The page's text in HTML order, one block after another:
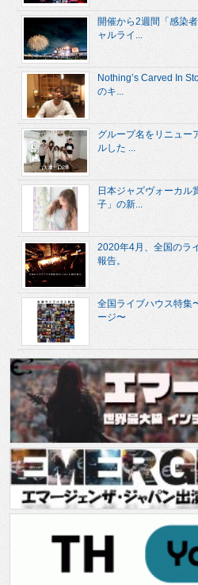
開催から2週間「感染
ャルライ...
Nothing’s Carved In
のキ...
グループ名をリニュー
ルした ...
日本ジャズヴォーカル
子」の新...
2020年4月、全国のラ
報告。
全国ライブハウス特集
ージ〜